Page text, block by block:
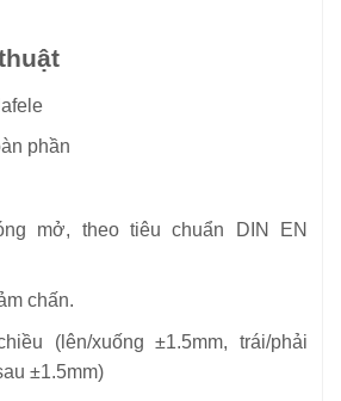
phần
mở, theo tiêu chuẩn DIN EN
chấn.
(lên/xuống ±1.5mm, trái/phải
±1.5mm)